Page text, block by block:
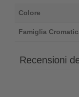
Colore
Famiglia
Recensioni